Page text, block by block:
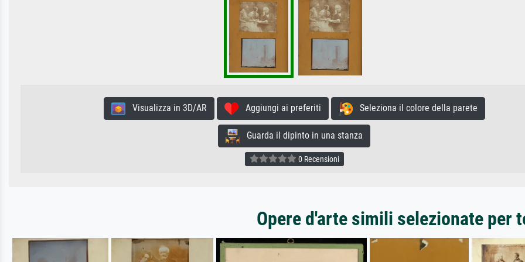
Visualizza in 3D/AR Aggiungi ai preferiti Seleziona il colore della parete
Guarda il dipinto in una stanza
0 Recensioni
Opere d'arte simili selezionate per